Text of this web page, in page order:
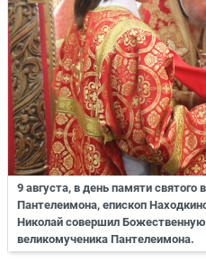
9 августа, в день памяти святого
Пантелеимона, епископ
Николай совершил
великомученика Пантелеимона.